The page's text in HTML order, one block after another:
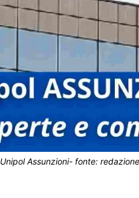
Unipol Assunzioni- fonte: